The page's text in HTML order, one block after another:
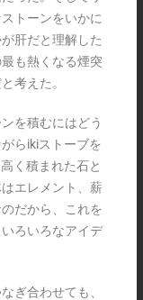
トーンをいかに
肝だと理解した
も熱くなる煙突
考えた。
を積むにはどう
らikiストーブを
く積まれた石と
エレメント、薪
だから、これを
ろいろなアイデ
ぎ合わせても、